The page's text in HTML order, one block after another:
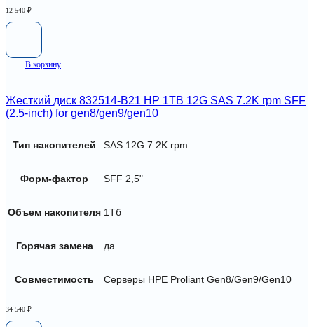
12 540 ₽
В корзину
Жесткий диск 832514-B21 HP 1TB 12G SAS 7.2K rpm SFF
(2.5-inch) for gen8/gen9/gen10
Тип накопителей SAS 12G 7.2K rpm
Форм-фактор SFF 2,5"
Объем накопителя 1Тб
Горячая замена да
Совместимость Серверы HPE Proliant Gen8/Gen9/Gen10
34 540 ₽